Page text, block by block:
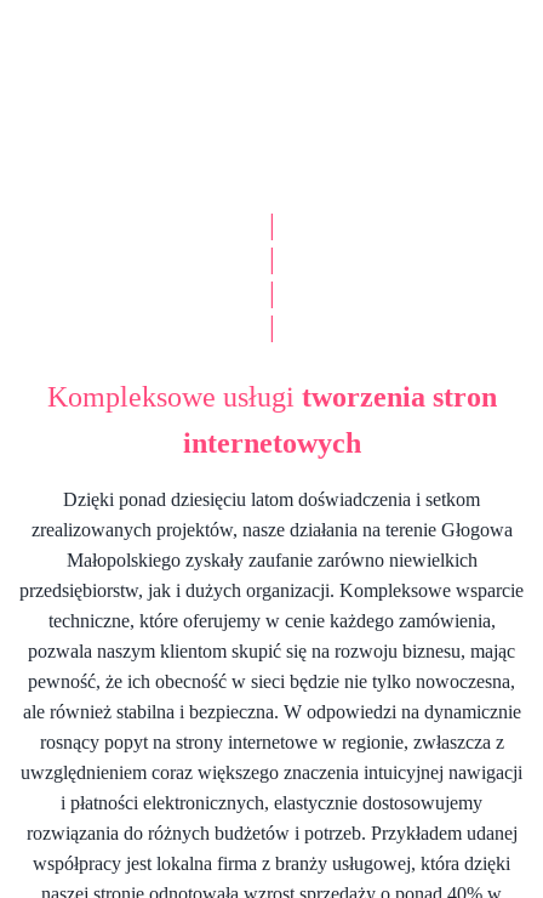
|
|
|
|
Kompleksowe usługi tworzenia stron
internetowych
Dzięki ponad dziesięciu latom doświadczenia i setkom
zrealizowanych projektów, nasze działania na terenie Głogowa
Małopolskiego zyskały zaufanie zarówno niewielkich
przedsiębiorstw, jak i dużych organizacji. Kompleksowe wsparcie
techniczne, które oferujemy w cenie każdego zamówienia,
pozwala naszym klientom skupić się na rozwoju biznesu, mając
pewność, że ich obecność w sieci będzie nie tylko nowoczesna,
ale również stabilna i bezpieczna. W odpowiedzi na dynamicznie
rosnący popyt na strony internetowe w regionie, zwłaszcza z
uwzględnieniem coraz większego znaczenia intuicyjnej nawigacji
i płatności elektronicznych, elastycznie dostosowujemy
rozwiązania do różnych budżetów i potrzeb. Przykładem udanej
współpracy jest lokalna firma z branży usługowej, która dzięki
naszej stronie odnotowała wzrost sprzedaży o ponad 40% w